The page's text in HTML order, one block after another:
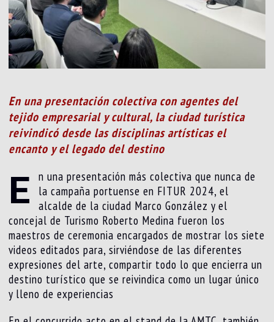
En una presentación colectiva con agentes del
tejido empresarial y cultural, la ciudad turística
reivindicó desde las disciplinas artísticas el
encanto y el legado del destino
E
n una presentación más colectiva que nunca de
la campaña portuense en FITUR 2024, el
alcalde de la ciudad Marco González y el
concejal de Turismo Roberto Medina fueron los
maestros de ceremonia encargados de mostrar los siete
videos editados para, sirviéndose de las diferentes
expresiones del arte, compartir todo lo que encierra un
destino turístico que se reivindica como un lugar único
y lleno de experiencias